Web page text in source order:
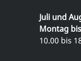
Juli und
Montag
10.00 bis